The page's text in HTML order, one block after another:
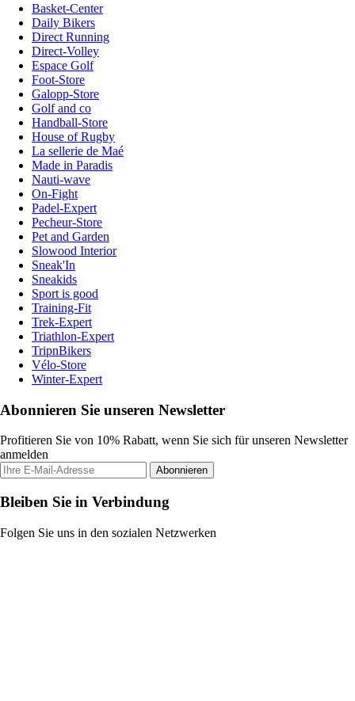
Basket-Center
Daily Bikers
Direct Running
Direct-Volley
Espace Golf
Foot-Store
Galopp-Store
Golf and co
Handball-Store
House of Rugby
La sellerie de Maé
Made in Paradis
Nauti-wave
On-Fight
Padel-Expert
Pecheur-Store
Pet and Garden
Slowood Interior
Sneak'In
Sneakids
Sport is good
Training-Fit
Trek-Expert
Triathlon-Expert
TripnBikers
Vélo-Store
Winter-Expert
Abonnieren Sie unseren Newsletter
Profitieren Sie von 10% Rabatt, wenn Sie sich für unseren Newsletter
anmelden
Abonnieren
Bleiben Sie in Verbindung
Folgen Sie uns in den sozialen Netzwerken